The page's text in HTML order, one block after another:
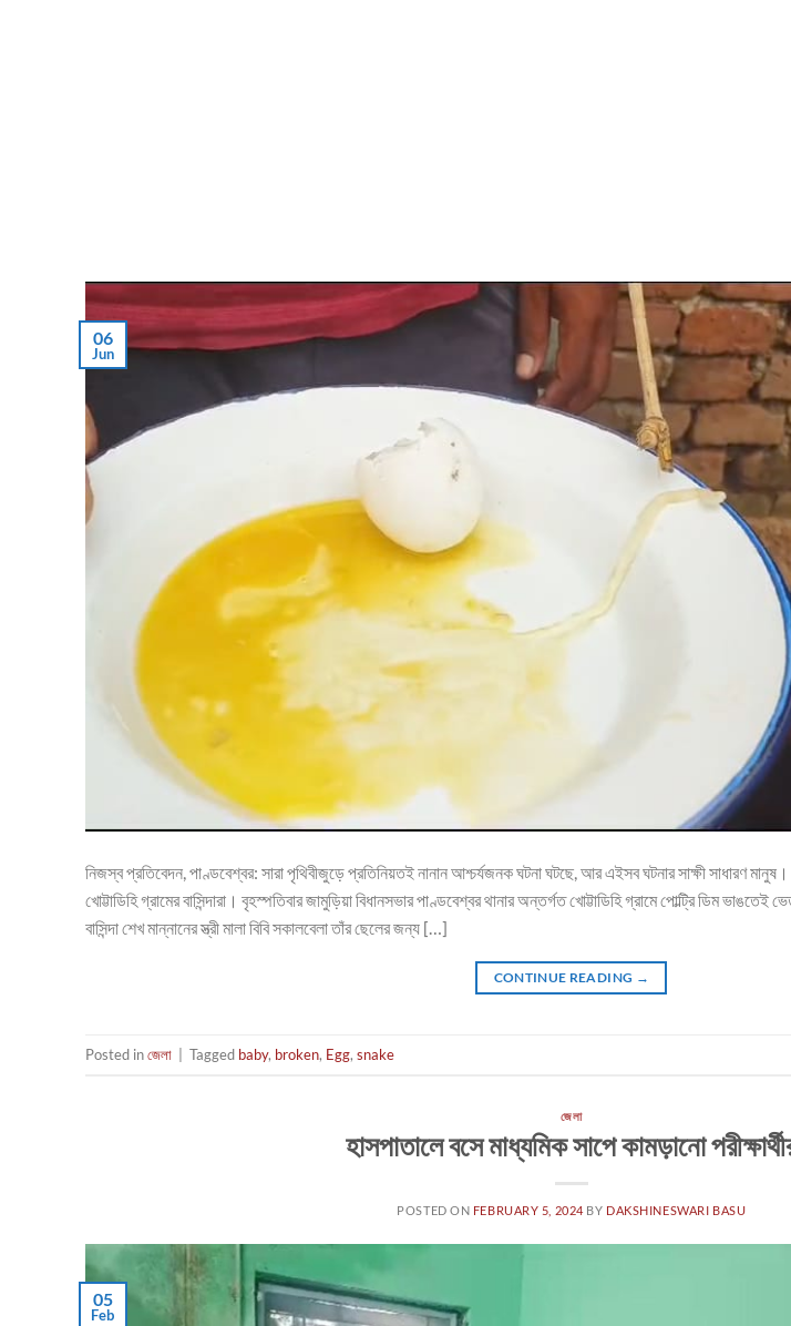
06
Jun
নিজস্ব প্রতিবেদন, পাণ্ডবেশ্বর: সারা পৃথিবীজুড়ে প্রতিনিয়তই নানান আশ্চর্যজনক ঘটনা ঘটছে, আর এইসব ঘটনার সাক্ষী সাধারণ
খোট্টাডিহি গ্রামের বাসিন্দারা। বৃহস্পতিবার জামুড়িয়া বিধানসভার পাণ্ডবেশ্বর থানার অন্তর্গত খোট্টাডিহি গ্রামে পোল্ট্রি ডিম ভাঙতেই
বাসিন্দা শেখ মান্নানের স্ত্রী মালা বিবি সকালবেলা তাঁর ছেলের জন্য […]
CONTINUE READING →
Posted inজেলা Tagged baby, broken, Egg, snake
জেলা
হাসপাতালে বসে মাধ্যমিক সাপে কামড়ানো
POSTED ON FEBRUARY 5, 2024 BY DAKSHINESWARI BASU
05
Feb